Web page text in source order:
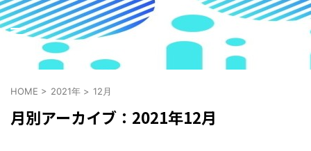
HOME > 2021年 > 12月
月別アーカイブ：2021年12月